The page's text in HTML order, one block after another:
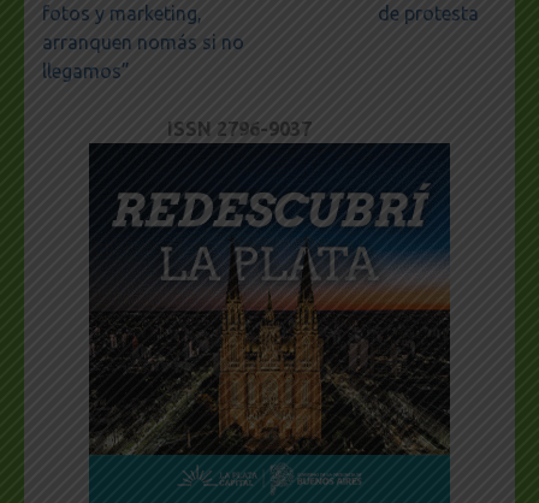
fotos y marketing,
arranquen nomás si no
llegamos”
de protesta
ISSN 2796-9037